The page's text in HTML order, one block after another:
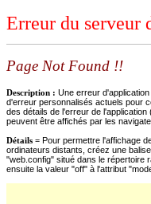
Erreur du serveur
Page Not Found !!
Description : Une erreur
d'erreur personnalisés actuels pour
des détails de l'erreur de
peuvent être affichés par les
Détails = Pour permettre l'affichage
ordinateurs distants, créez une
"web.config" situé dans le répertoire
ensuite la valeur "off" à l'attribut